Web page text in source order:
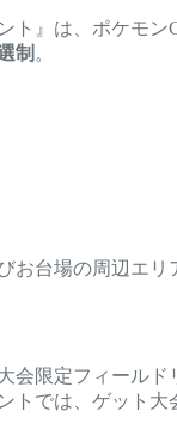
ト』は、ポケモ
制 。
お台場の周辺エリ
会限定フィール
トでは、ゲット